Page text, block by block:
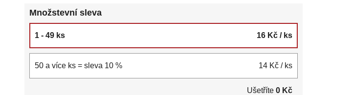
Množstevní sleva
1 - 49 ks 16 Kč / ks
50 a více ks = sleva 10 % 14 Kč / ks
Ušetříte 0 Kč